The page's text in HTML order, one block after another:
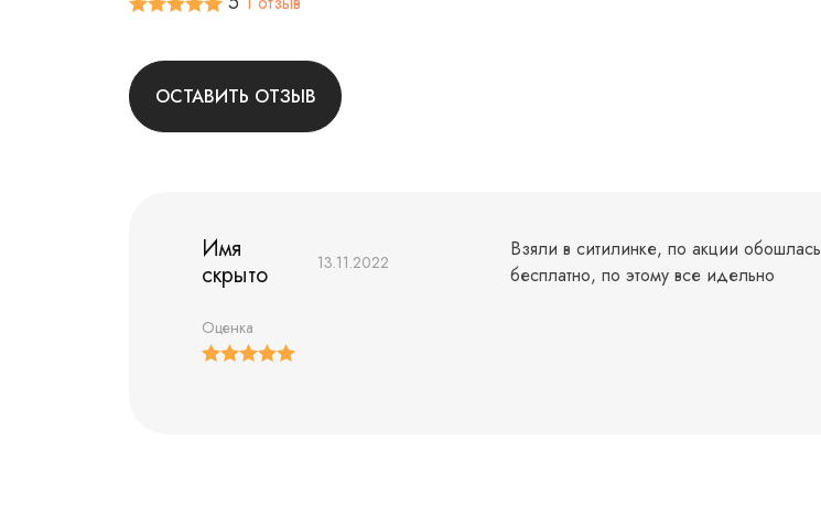
ОСТАВИТЬ ОТЗЫВ
Имя
скрыто
13.11.2022
Оценка
Взяли в ситилинке, по акции обошлась
бесплатно, по этому все идельно